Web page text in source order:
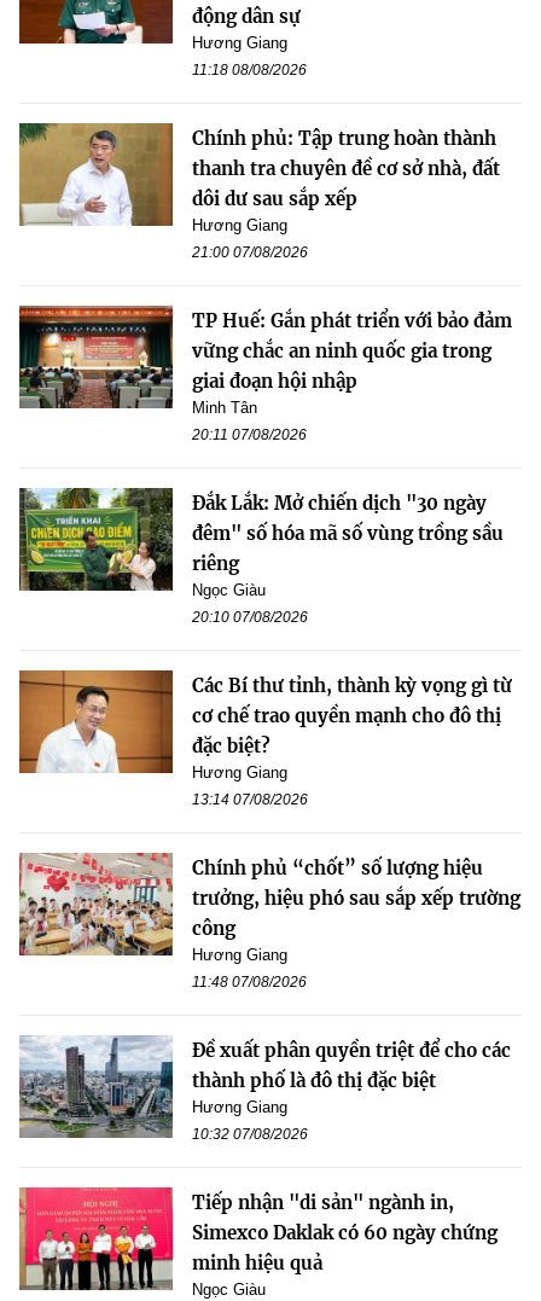
động dân sự
Hương Giang
11:18 08/08/2026
Chính phủ: Tập trung hoàn thành
thanh tra chuyên đề cơ sở nhà, đất
dôi dư sau sắp xếp
Hương Giang
21:00 07/08/2026
TP Huế: Gắn phát triển với bảo đảm
vững chắc an ninh quốc gia trong
giai đoạn hội nhập
Minh Tân
20:11 07/08/2026
Đắk Lắk: Mở chiến dịch "30 ngày
đêm" số hóa mã số vùng trồng sầu
riêng
Ngọc Giàu
20:10 07/08/2026
Các Bí thư tỉnh, thành kỳ vọng gì từ
cơ chế trao quyền mạnh cho đô thị
đặc biệt?
Hương Giang
13:14 07/08/2026
Chính phủ “chốt” số lượng hiệu
trưởng, hiệu phó sau sắp xếp trường
công
Hương Giang
11:48 07/08/2026
Đề xuất phân quyền triệt để cho các
thành phố là đô thị đặc biệt
Hương Giang
10:32 07/08/2026
Tiếp nhận "di sản" ngành in,
Simexco Daklak có 60 ngày chứng
minh hiệu quả
Ngọc Giàu